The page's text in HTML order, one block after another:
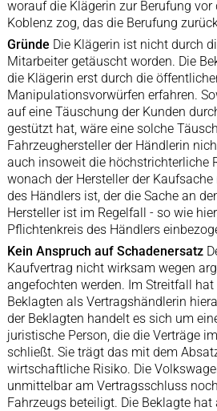
worauf die Klägerin zur Berufung
Koblenz zog, das die Berufung
Gründe Die Klägerin ist nicht durch
Mitarbeiter getäuscht worden. Die
die Klägerin erst durch die
Manipulationsvorwürfen erfahren.
auf eine Täuschung der Kunden
gestützt hat, wäre eine solche
Fahrzeughersteller der Händlerin
auch insoweit die höchstrichterliche
wonach der Hersteller der
des Händlers ist, der die Sache an
Hersteller ist im Regelfall - so wie
Pflichtenkreis des Händlers
Kein Anspruch auf Schadenersatz
Kaufvertrag nicht wirksam wegen
angefochten werden. Im Streitfall
Beklagten als Vertragshändlerin
der Beklagten handelt es sich um
juristische Person, die die Verträge
schließt. Sie trägt das mit dem
wirtschaftliche Risiko. Die
unmittelbar am Vertragsschluss
Fahrzeugs beteiligt. Die Beklagte hat